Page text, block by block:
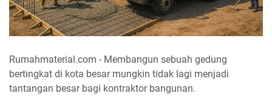
Rumahmaterial.com - Membangun sebuah gedung
bertingkat di kota besar mungkin tidak lagi menjadi
tantangan besar bagi kontraktor bangunan.